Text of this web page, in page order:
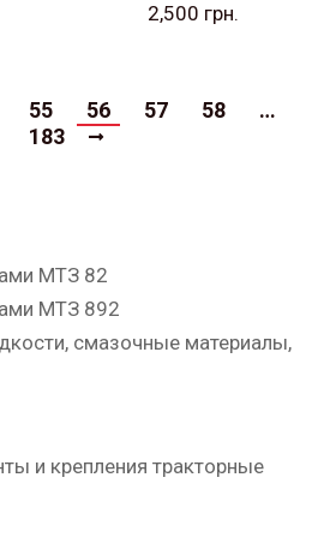
2,500 грн.
55 56 57 58
…
183
МТЗ 82
МТЗ 892
смазочные материалы,
и крепления тракторные